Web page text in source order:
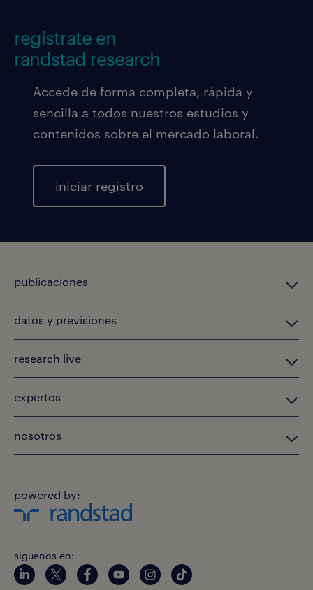
regístrate en
randstad research
Accede de forma completa, rápida y
sencilla a todos nuestros estudios y
contenidos sobre el mercado laboral.
iniciar registro
publicaciones
datos y previsiones
research live
expertos
nosotros
powered by:
siguenos en: